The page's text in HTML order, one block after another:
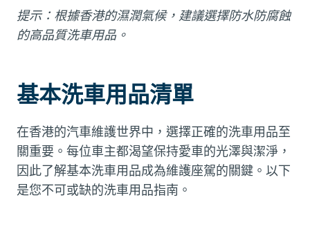
提示：根據香港的濕潤氣候，建議選擇防水防腐蝕
的高品質洗車用品。
基本洗車用品清單
在香港的汽車維護世界中，選擇正確的洗車用品至
關重要。每位車主都渴望保持愛車的光澤與潔淨，
因此了解基本洗車用品成為維護座駕的關鍵。以下
是您不可或缺的洗車用品指南。